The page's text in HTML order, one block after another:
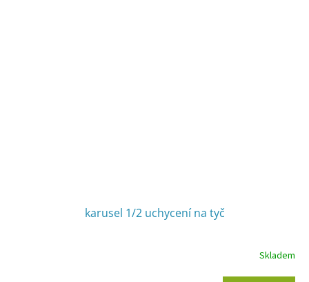
karusel 1/2 uchycení na tyč
Skladem